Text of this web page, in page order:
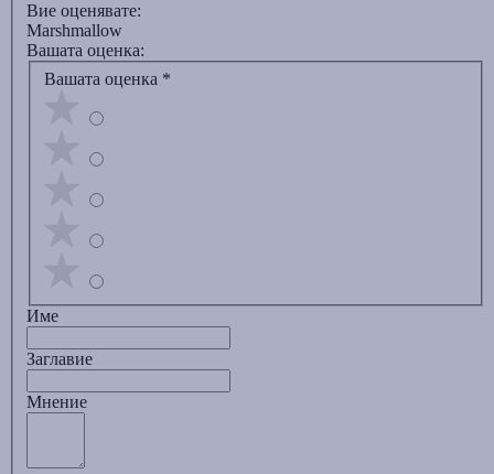
Вие оценявате:
Marshmallow
Вашата оценка:
Вашата оценка *
Име
Заглавиe
Мнение